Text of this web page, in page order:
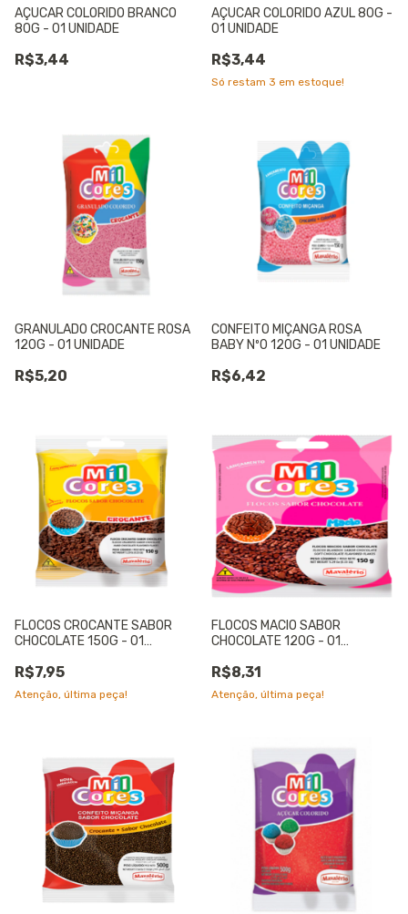
AÇUCAR COLORIDO BRANCO
80G - 01 UNIDADE
R$3,44
AÇUCAR COLORIDO AZUL 80G -
01 UNIDADE
R$3,44
Só restam 3 em estoque!
GRANULADO CROCANTE ROSA
120G - 01 UNIDADE
R$5,20
CONFEITO MIÇANGA ROSA
BABY Nº0 120G - 01 UNIDADE
R$6,42
FLOCOS CROCANTE SABOR
CHOCOLATE 150G - 01
R$7,95
Atenção, última peça!
FLOCOS MACIO SABOR
CHOCOLATE 120G - 01
R$8,31
Atenção, última peça!